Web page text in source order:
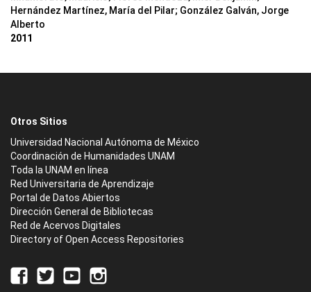
Hernández Martínez, María del Pilar; González Galván, Jorge
Alberto
2011
Otros Sitios
Universidad Nacional Autónoma de México
Coordinación de Humanidades UNAM
Toda la UNAM en línea
Red Universitaria de Aprendizaje
Portal de Datos Abiertos
Dirección General de Bibliotecas
Red de Acervos Digitales
Directory of Open Access Repositories